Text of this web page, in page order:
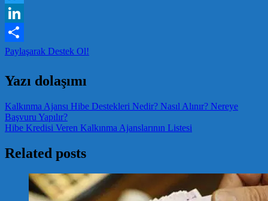
Twitter
LinkedIn
Paylaşarak Destek Ol!
Yazı dolaşımı
Kalkınma Ajansı Hibe Destekleri Nedir? Nasıl Alınır? Nereye
Başvuru Yapılır?
Hibe Kredisi Veren Kalkınma Ajanslarının Listesi
Related posts